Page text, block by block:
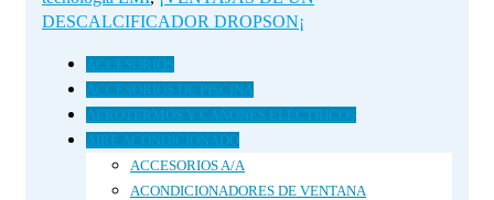
DESCALCIFICADOR DROPSON¡
ACCESORIOS
ACCESORIOS DE PISCINA
AEROTERMOS Y CAÑONES ELÉCTRICOS
AIRE ACONDICIONADO
ACCESORIOS A/A
ACONDICIONADORES DE VENTANA